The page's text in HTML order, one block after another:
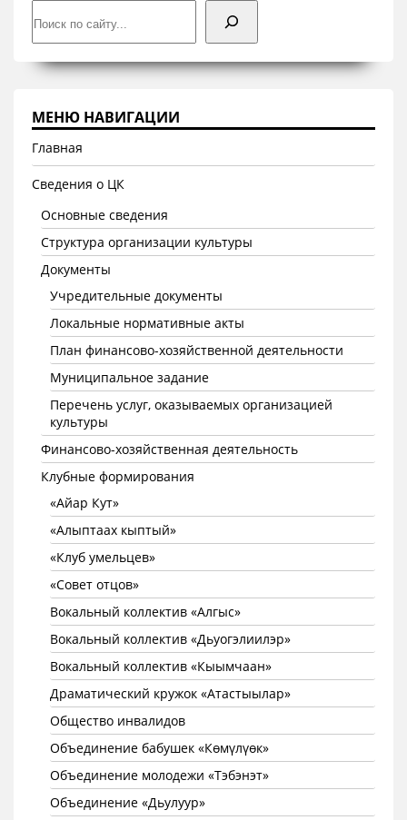
МЕНЮ НАВИГАЦИИ
Главная
Сведения о ЦК
Основные сведения
Структура организации культуры
Документы
Учредительные документы
Локальные нормативные акты
План финансово-хозяйственной деятельности
Муниципальное задание
Перечень услуг, оказываемых организацией
культуры
Финансово-хозяйственная деятельность
Клубные формирования
«Айар Кут»
«Алыптаах кыптый»
«Клуб умельцев»
«Совет отцов»
Вокальный коллектив «Алгыс»
Вокальный коллектив «Дьуогэлиилэр»
Вокальный коллектив «Кыымчаан»
Драматический кружок «Атастыылар»
Общество инвалидов
Объединение бабушек «Көмүлүөк»
Объединение молодежи «Тэбэнэт»
Объединение «Дьулуур»